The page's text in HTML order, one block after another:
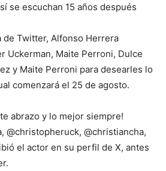
se escuchan 15 años después
de Twitter, Alfonso Herrera
Uckerman, Maite Perroni, Dulce
y Maite Perroni para desearles lo
comenzará el 25 de agosto.
abrazo y lo mejor siempre!
@christopheruck, @christiancha,
el actor en su perfil de X, antes